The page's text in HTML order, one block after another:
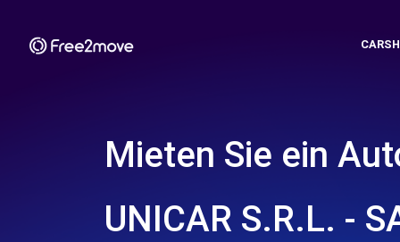
Mieten Sie ein
UNICAR S.R.L. -